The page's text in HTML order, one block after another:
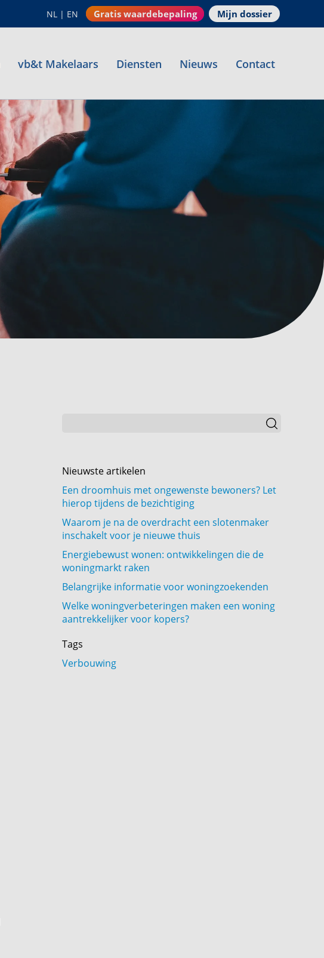
NL | EN Gratis waardebepaling Mijn dossier
vb&t Makelaars Diensten Nieuws Contact
Nieuwste artikelen
Een droomhuis met ongewenste bewoners? Let
hierop tijdens de bezichtiging
Waarom je na de overdracht een slotenmaker
inschakelt voor je nieuwe thuis
Energiebewust wonen: ontwikkelingen die de
woningmarkt raken
Belangrijke informatie voor woningzoekenden
Welke woningverbeteringen maken een woning
aantrekkelijker voor kopers?
Tags
Verbouwing